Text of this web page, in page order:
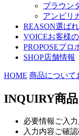
ブラウン
アンビリ
REASON選ば
VOICEお客様
PROPOSEプロ
SHOP店舗情報
HOME 商品について
INQUIRY商
必要情報ご入力
入力内容ご確認